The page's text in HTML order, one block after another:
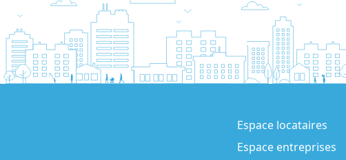
Espace locataires
Espace entreprises